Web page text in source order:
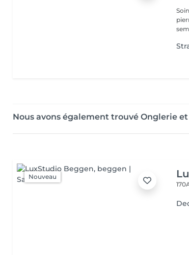
Nous avons également trouvé Onglerie
Nouveau